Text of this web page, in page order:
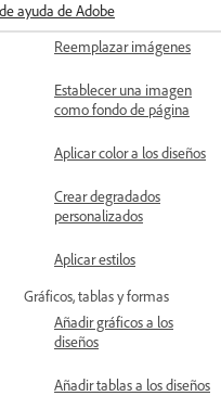
ayuda de Adobe
Imágenes y fondos
Reemplazar imágenes
Establecer una imagen
como fondo de página
Aplicar color a los diseños
Crear degradados
personalizados
Aplicar estilos
Gráficos, tablas y formas
Añadir gráficos a los
diseños
Añadir tablas a los diseños